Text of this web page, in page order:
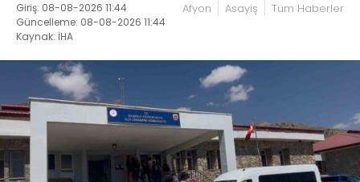
Giriş: 08-08-2026 11:44
Güncelleme: 08-08-2026 11:44
Kaynak: İHA
Afyon Asayiş Tüm Haberler